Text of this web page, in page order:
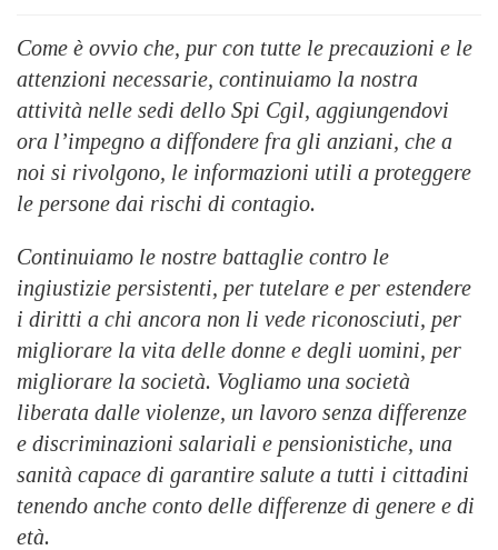
Come è ovvio che, pur con tutte le precauzioni e le
attenzioni necessarie, continuiamo la nostra
attività nelle sedi dello Spi Cgil, aggiungendovi
ora l’impegno a diffondere fra gli anziani, che a
noi si rivolgono, le informazioni utili a proteggere
le persone dai rischi di contagio.
Continuiamo le nostre battaglie contro le
ingiustizie persistenti, per tutelare e per estendere
i diritti a chi ancora non li vede riconosciuti, per
migliorare la vita delle donne e degli uomini, per
migliorare la società. Vogliamo una società
liberata dalle violenze, un lavoro senza differenze
e discriminazioni salariali e pensionistiche, una
sanità capace di garantire salute a tutti i cittadini
tenendo anche conto delle differenze di genere e di
età.